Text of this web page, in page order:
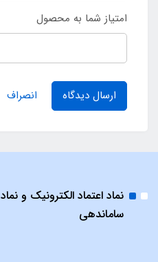
امتیاز شما به محصول
ارسال دیدگاه انصراف
نماد اعتماد الکترونیک و نماد
ساماندهی